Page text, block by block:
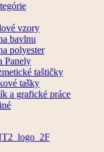
vzory
bavlnu
polyester
Panely
taštičky
tašky
a grafické práce